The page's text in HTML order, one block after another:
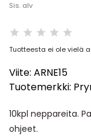
Sis. alv
Tuotteesta ei ole vielä
Viite: ARNE15
Tuotemerkki:
10kpl neppareita.
ohjeet.